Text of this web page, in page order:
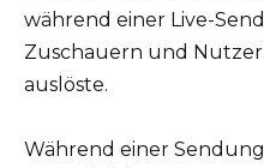
während einer Live-
Zuschauern und
auslöste.
Während einer